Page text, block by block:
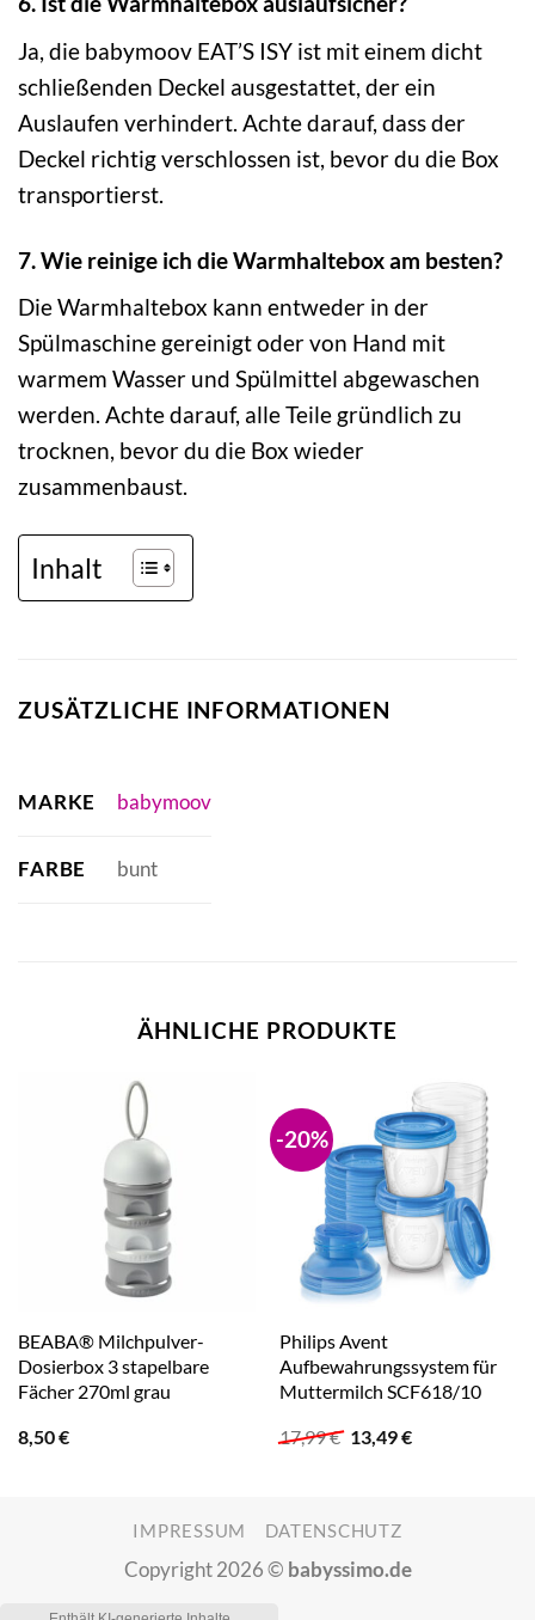
Ja, die babymoov EAT’S ISY ist mit einem dicht
schließenden Deckel ausgestattet, der ein
Auslaufen verhindert. Achte darauf, dass der
Deckel richtig verschlossen ist, bevor du die Box
transportierst.
7. Wie reinige ich die Warmhaltebox am besten?
Die Warmhaltebox kann entweder in der
Spülmaschine gereinigt oder von Hand mit
warmem Wasser und Spülmittel abgewaschen
werden. Achte darauf, alle Teile gründlich zu
trocknen, bevor du die Box wieder
zusammenbaust.
Inhalt
ZUSÄTZLICHE INFORMATIONEN
MARKE babymoov
FARBE bunt
ÄHNLICHE PRODUKTE
BEABA® Milchpulver-
Dosierbox 3 stapelbare
Fächer 270ml grau
8,50€
-20%
Philips Avent
Aufbewahrungssystem für
Muttermilch SCF618/10
17,99€ Ursprünglicher
Preis
13,49€Aktueller
IMPRESSUM DATENSCHUTZ
Copyright 2026 © babyssimo.de